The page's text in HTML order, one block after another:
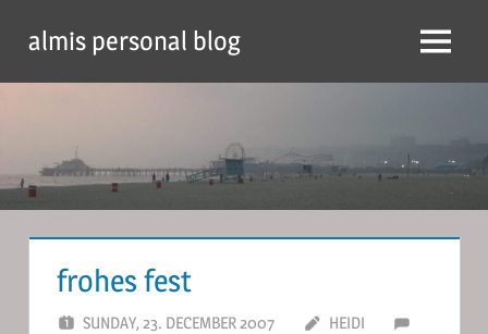
content
almis personal blog Menu
frohes fest
SUNDAY, 23. DECEMBER 2007
HEIDI